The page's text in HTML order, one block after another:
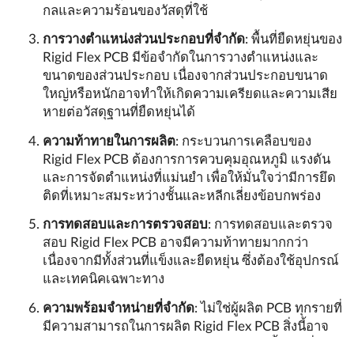
กลและความร้อนของวัสดุที่ใช้
การวางตำแหน่งส่วนประกอบที่จำกัด: พื้นที่ยืดหยุ่นของ
Rigid Flex PCB มีข้อจำกัดในการวางตำแหน่งและ
ขนาดของส่วนประกอบ เนื่องจากส่วนประกอบขนาด
ใหญ่หรือหนักอาจทำให้เกิดความเครียดและความเสีย
หายต่อวัสดุฐานที่ยืดหยุ่นได้
ความท้าทายในการผลิต: กระบวนการเคลือบของ
Rigid Flex PCB ต้องการการควบคุมอุณหภูมิ แรงดัน
และการจัดตำแหน่งที่แม่นยำ เพื่อให้มั่นใจว่ามีการยึด
ติดที่เหมาะสมระหว่างชั้นและหลีกเลี่ยงข้อบกพร่อง
การทดสอบและการตรวจสอบ: การทดสอบและตรวจ
สอบ Rigid Flex PCB อาจมีความท้าทายมากกว่า
เนื่องจากมีทั้งส่วนที่แข็งและยืดหยุ่น ซึ่งต้องใช้อุปกรณ์
และเทคนิคเฉพาะทาง
ความพร้อมจำหน่ายที่จำกัด: ไม่ใช่ผู้ผลิต PCB ทุกรายที่
มีความสามารถในการผลิต Rigid Flex PCB สิ่งนี้อาจ